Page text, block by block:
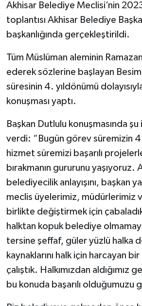
Akhisar Belediye Meclisi’nin 2023
toplantısı Akhisar Belediye
başkanlığında gerçekleştirildi.
Tüm Müslüman aleminin
ederek sözlerine başlayan
süresinin 4. yıldönümü
konuşması yaptı.
Başkan Dutlulu konuşmasında
verdi: “Bugün görev süremizin
hizmet süremizi başarılı
bırakmanın gururunu yaşıyoruz.
belediyecilik anlayışını, başkan
meclis üyelerimiz, müdürlerimiz
birlikte değiştirmek için
halktan kopuk belediye
tersine şeffaf, güler yüzlü halka
kaynaklarını halk için harcayan
çalıştık. Halkımızdan aldığımız
bu konuda başarılı olduğumuzu
Akhisar Emlak
Etiketler